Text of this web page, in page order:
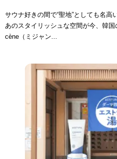
サウナ好きの間で“聖地”としても名高
あのスタイリッシュな空間が今、韓
cène（ミジャン...